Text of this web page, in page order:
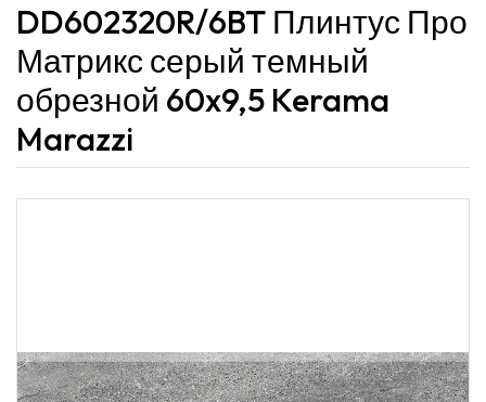
DD602320R/6BT Плинтус Про
Матрикс серый темный
обрезной 60x9,5 Kerama
Marazzi